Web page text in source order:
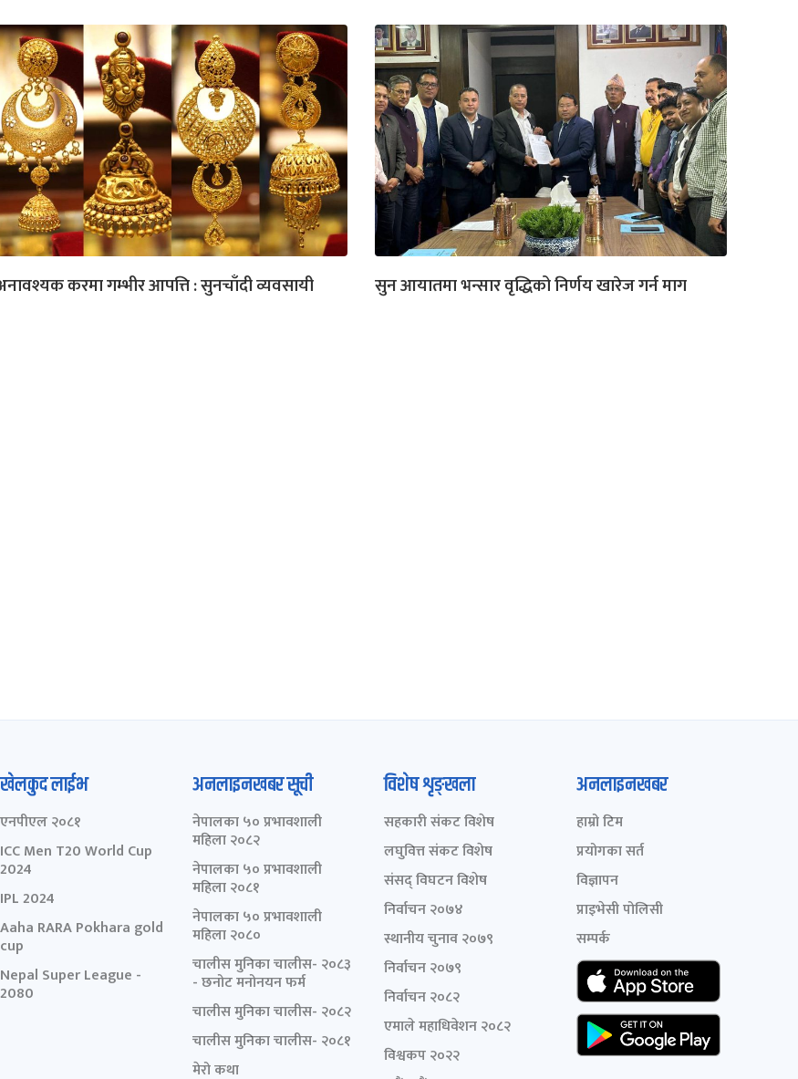
करमा गम्भीर आपत्ति : सुनचाँदी व्यवसायी सुन आयातमा भन्सार वृद्धिको निर्णय खारेज गर्न माग
खेलकुद लाईभ
एनपीएल २०८१
ICC Men T20 World Cup
2024
IPL 2024
Aaha RARA Pokhara gold
cup
Nepal Super League -
2080
अनलाइनखबर सूची
नेपालका ५० प्रभावशाली
महिला २०८२
नेपालका ५० प्रभावशाली
महिला २०८१
नेपालका ५० प्रभावशाली
महिला २०८०
चालीस मुनिका चालीस- २०८३
- छनोट मनोनयन फर्म
चालीस मुनिका चालीस- २०८२
चालीस मुनिका चालीस- २०८१
मेरो कथा
विशेष शृङ्खला
सहकारी संकट विशेष
लघुवित्त संकट विशेष
संसद् विघटन विशेष
निर्वाचन २०७४
स्थानीय चुनाव २०७९
निर्वाचन २०७९
निर्वाचन २०८२
एमाले महाधिवेशन २०८२
विश्वकप २०२२
अनलाइनखबर
हाम्रो टिम
प्रयोगका सर्त
विज्ञापन
प्राइभेसी पोलिसी
सम्पर्क